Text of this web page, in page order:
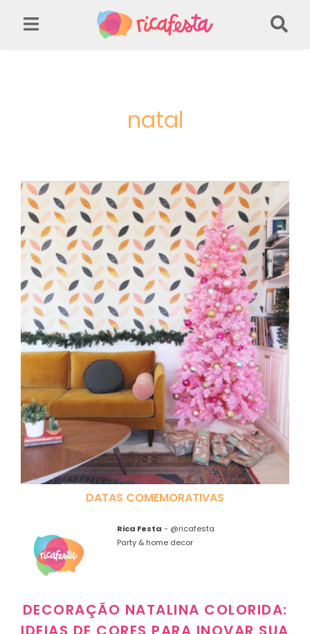
natal
DATAS COMEMORATIVAS
Rica Festa - @ricafesta
Party & home decor
DECORAÇÃO NATALINA COLORIDA: